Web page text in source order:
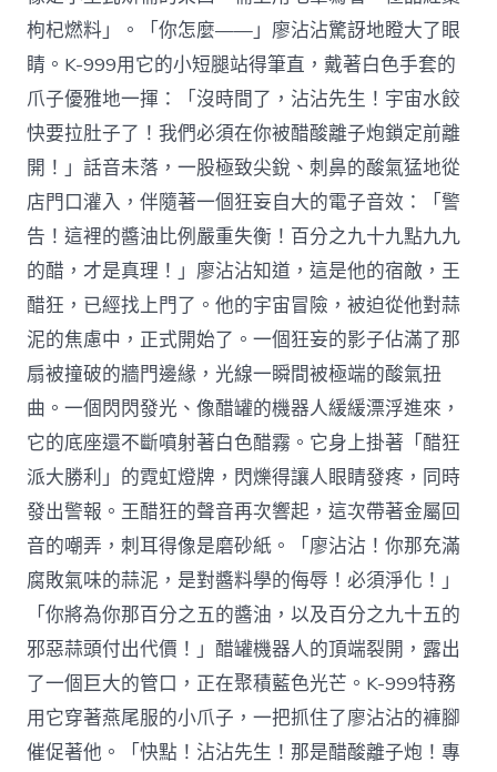
枸杞燃料」。「你怎麼——」廖沾沾驚訝地瞪大了眼
睛。K-999用它的小短腿站得筆直，戴著白色手套的
爪子優雅地一揮：「沒時間了，沾沾先生！宇宙水餃
快要拉肚子了！我們必須在你被醋酸離子炮鎖定前離
開！」話音未落，一股極致尖銳、刺鼻的酸氣猛地從
店門口灌入，伴隨著一個狂妄自大的電子音效：「警
告！這裡的醬油比例嚴重失衡！百分之九十九點九九
的醋，才是真理！」廖沾沾知道，這是他的宿敵，王
醋狂，已經找上門了。他的宇宙冒險，被迫從他對蒜
泥的焦慮中，正式開始了。一個狂妄的影子佔滿了那
扇被撞破的牆門邊緣，光線一瞬間被極端的酸氣扭
曲。一個閃閃發光、像醋罐的機器人緩緩漂浮進來，
它的底座還不斷噴射著白色醋霧。它身上掛著「醋狂
派大勝利」的霓虹燈牌，閃爍得讓人眼睛發疼，同時
發出警報。王醋狂的聲音再次響起，這次帶著金屬回
音的嘲弄，刺耳得像是磨砂紙。「廖沾沾！你那充滿
腐敗氣味的蒜泥，是對醬料學的侮辱！必須淨化！」
「你將為你那百分之五的醬油，以及百分之九十五的
邪惡蒜頭付出代價！」醋罐機器人的頂端裂開，露出
了一個巨大的管口，正在聚積藍色光芒。K-999特務
用它穿著燕尾服的小爪子，一把抓住了廖沾沾的褲腳
催促著他。「快點！沾沾先生！那是醋酸離子炮！專